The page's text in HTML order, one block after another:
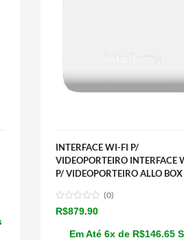
INTERFACE WI-FI P/
VIDEOPORTEIRO INTERFACE
P/ VIDEOPORTEIRO ALLO BOX
(0)
R$879.90
Em Até 6x de R$146.65